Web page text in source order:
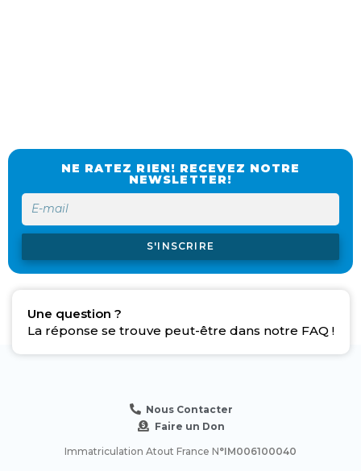
NE RATEZ RIEN! RECEVEZ NOTRE
NEWSLETTER!
S'INSCRIRE
Une question ?
La réponse se trouve peut-être dans notre FAQ !
Nous Contacter
Faire un Don
Immatriculation Atout France N°IM006100040